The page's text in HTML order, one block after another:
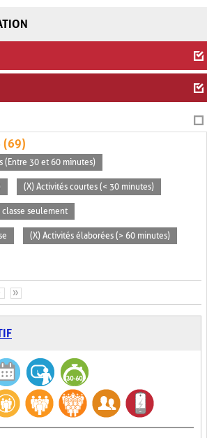
(69)
(Entre 30 et 60 minutes)
(X) Activités courtes (< 30 minutes)
classe seulement
(X) Activités élaborées (> 60 minutes)
»